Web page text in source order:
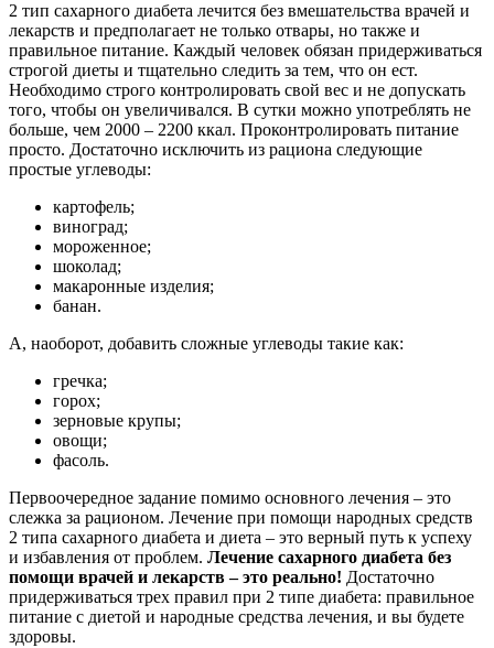
2 тип сахарного диабета лечится без вмешательства врачей и
лекарств и предполагает не только отвары, но также и
правильное питание. Каждый человек обязан придерживаться
строгой диеты и тщательно следить за тем, что он ест.
Необходимо строго контролировать свой вес и не допускать
того, чтобы он увеличивался. В сутки можно употреблять не
больше, чем 2000 – 2200 ккал. Проконтролировать питание
просто. Достаточно исключить из рациона следующие
простые углеводы:
картофель;
виноград;
мороженное;
шоколад;
макаронные изделия;
банан.
А, наоборот, добавить сложные углеводы такие как:
гречка;
горох;
зерновые крупы;
овощи;
фасоль.
Первоочередное задание помимо основного лечения – это
слежка за рационом. Лечение при помощи народных средств
2 типа сахарного диабета и диета – это верный путь к успеху
и избавления от проблем. Лечение сахарного диабета без
помощи врачей и лекарств – это реально! Достаточно
придерживаться трех правил при 2 типе диабета: правильное
питание с диетой и народные средства лечения, и вы будете
здоровы.